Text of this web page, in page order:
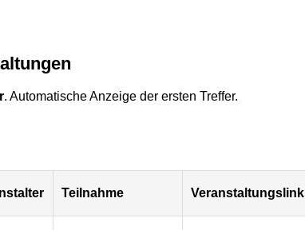
. Automatische Anzeige der ersten Treffer.
Teilnahme Veranstaltungslink